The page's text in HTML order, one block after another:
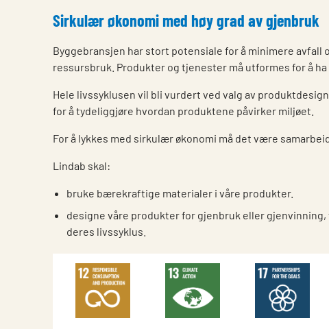
Sirkulær økonomi med høy grad av gjenbruk
Byggebransjen har stort potensiale for å minimere
ressursbruk. Produkter og tjenester må utformes for å
Hele livssyklusen vil bli vurdert ved valg av
for å tydeliggjøre hvordan produktene påvirker miljøet.
For å lykkes med sirkulær økonomi må det være
Lindab skal:
bruke bærekraftige materialer i våre produkter.
designe våre produkter for gjenbruk eller
deres livssyklus.